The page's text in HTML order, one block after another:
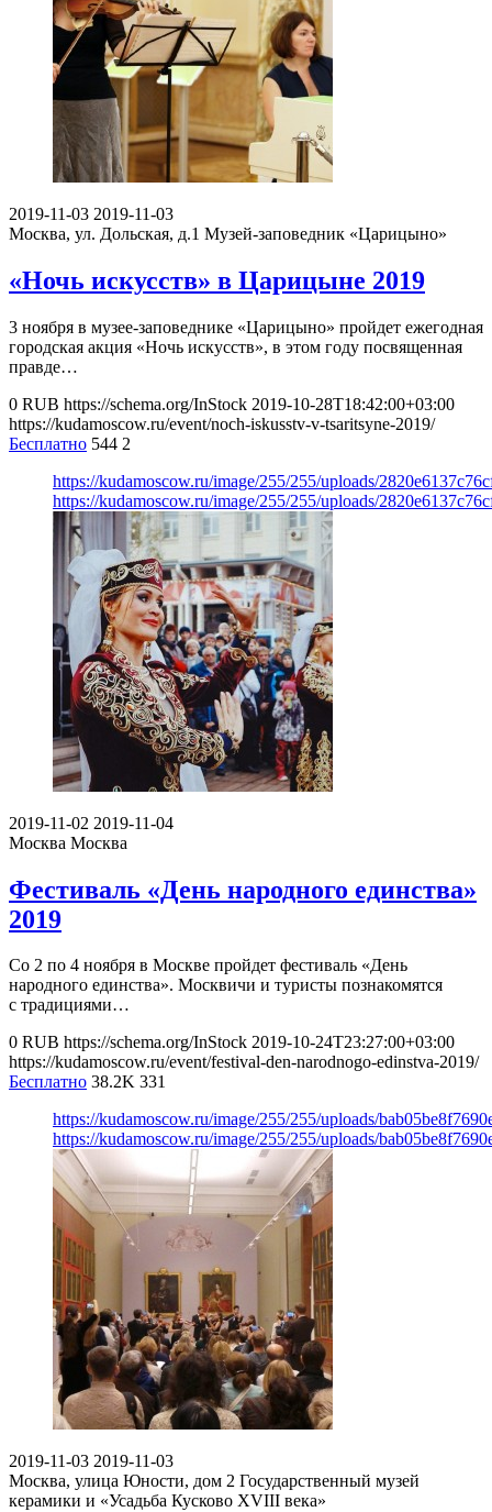
2019-11-03 2019-11-03
Москва, ул. Дольская, д.1 Музей-заповедник «Царицыно»
«Ночь искусств» в Царицыне 2019
3 ноября в музее-заповеднике «Царицыно» пройдет ежегодная
городская акция «Ночь искусств», в этом году посвященная
правде…
0 RUB https://schema.org/InStock 2019-10-28T18:42:00+03:00
https://kudamoscow.ru/event/noch-iskusstv-v-tsaritsyne-2019/
Бесплатно 544 2
https://kudamoscow.ru/image/255/255/uploads/
https://kudamoscow.ru/image/255/255/uploads/
2019-11-02 2019-11-04
Москва Москва
Фестиваль «День народного единства»
2019
Со 2 по 4 ноября в Москве пройдет фестиваль «День
народного единства». Москвичи и туристы познакомятся
с традициями…
0 RUB https://schema.org/InStock 2019-10-24T23:27:00+03:00
https://kudamoscow.ru/event/festival-den-narodnogo-edinstva-2019/
Бесплатно 38.2K 331
https://kudamoscow.ru/image/255/255/uploads/
https://kudamoscow.ru/image/255/255/uploads/
2019-11-03 2019-11-03
Москва, улица Юности, дом 2 Государственный музей
керамики и «Усадьба Кусково XVIII века»